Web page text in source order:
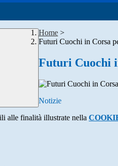
Home >
Futuri Cuochi in Corsa
Futuri Cuochi
Notizie
alle finalità illustrate nella